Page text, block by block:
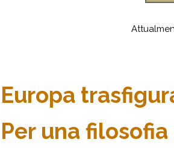
Europa
Per una